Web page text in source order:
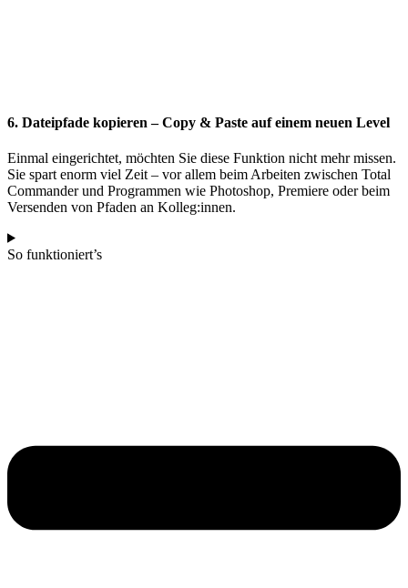
6. Dateipfade kopieren – Copy & Paste auf einem neuen Level
Einmal eingerichtet, möchten Sie diese Funktion nicht mehr missen.
Sie spart enorm viel Zeit – vor allem beim Arbeiten zwischen Total
Commander und Programmen wie Photoshop, Premiere oder beim
Versenden von Pfaden an Kolleg:innen.
So funktioniert’s